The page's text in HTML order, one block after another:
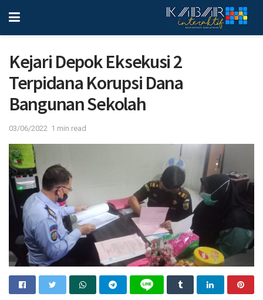
Kejari Depok Eksekusi 2
Terpidana Korupsi Dana
Bangunan Sekolah
03/06/2022 1 min read